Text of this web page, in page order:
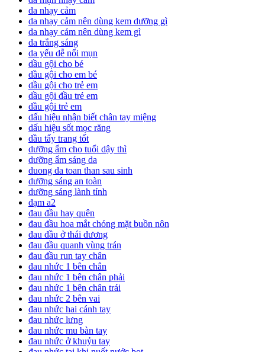
da nhạy cảm
da nhạy cảm nên dùng kem dưỡng gì
da nhạy cảm nên dùng kem gì
da trắng sáng
da yếu dễ nổi mụn
dầu gội cho bé
dầu gội cho em bé
dầu gội cho trẻ em
dầu gội đầu trẻ em
dầu gội trẻ em
dấu hiệu nhận biết chân tay miệng
dấu hiệu sốt mọc răng
dầu tẩy trang tốt
dưỡng ẩm cho tuổi dậy thì
dưỡng ẩm sáng da
duong da toan than sau sinh
dưỡng sáng an toàn
dưỡng sáng lành tính
đạm a2
đau đầu hay quên
đau đầu hoa mắt chóng mặt buồn nôn
đau đầu ở thái dương
đau đầu quanh vùng trán
đau đầu run tay chân
đau nhức 1 bên chân
đau nhức 1 bên chân phải
đau nhức 1 bên chân trái
đau nhức 2 bên vai
đau nhức hai cánh tay
đau nhức lưng
đau nhức mu bàn tay
đau nhức ở khuỷu tay